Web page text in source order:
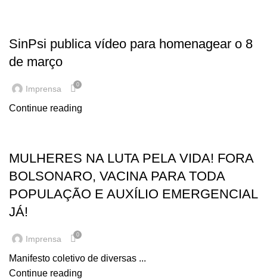
SinPsi publica vídeo para homenagear o 8
de março
Imprensa 0
Continue reading
MULHERES NA LUTA PELA VIDA! FORA
BOLSONARO, VACINA PARA TODA
POPULAÇÃO E AUXÍLIO EMERGENCIAL
JÁ!
Imprensa 0
Manifesto coletivo de diversas ...
Continue reading